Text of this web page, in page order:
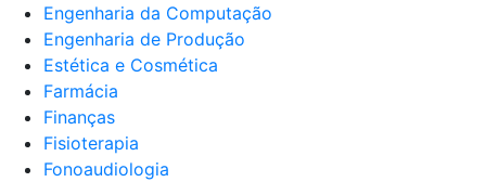
Engenharia da Computação
Engenharia de Produção
Estética e Cosmética
Farmácia
Finanças
Fisioterapia
Fonoaudiologia